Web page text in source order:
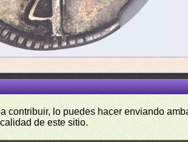
lo puedes hacer enviando
de este sitio.